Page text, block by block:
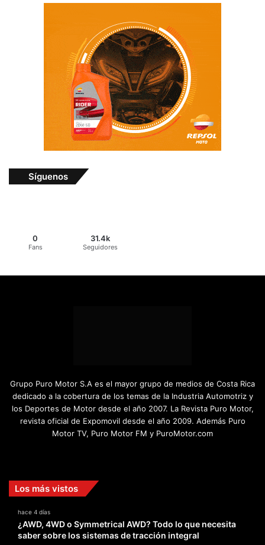
Síguenos
0
Fans
31.4k
Seguidores
Grupo Puro Motor S.A es el mayor grupo de medios de Costa Rica
dedicado a la cobertura de los temas de la Industria Automotriz y
los Deportes de Motor desde el año 2007. La Revista Puro Motor,
revista oficial de Expomovil desde el año 2009. Además Puro
Motor TV, Puro Motor FM y PuroMotor.com
Los más vistos
hace 4 días
¿AWD, 4WD o Symmetrical AWD? Todo lo que necesita
saber sobre los sistemas de tracción integral